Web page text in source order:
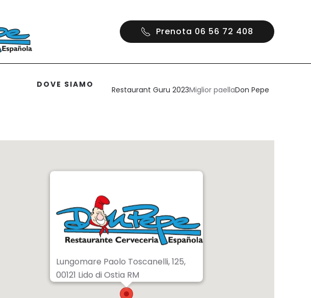
Prenota 06 56 72 408
DOVE SIAMO
Restaurant Guru 2023Miglior paellaDon Pepe
Lungomare Paolo Toscanelli, 125,
00121 Lido di Ostia RM